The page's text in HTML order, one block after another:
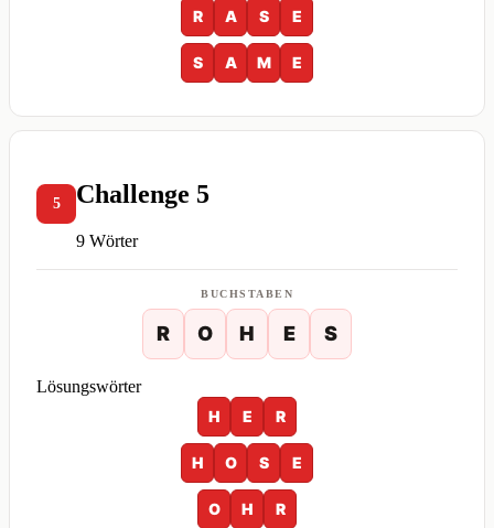
R A S E
S A M E
5 Challenge 5
9 Wörter
BUCHSTABEN
R O H E S
Lösungswörter
H
E R
H O S E
O H R